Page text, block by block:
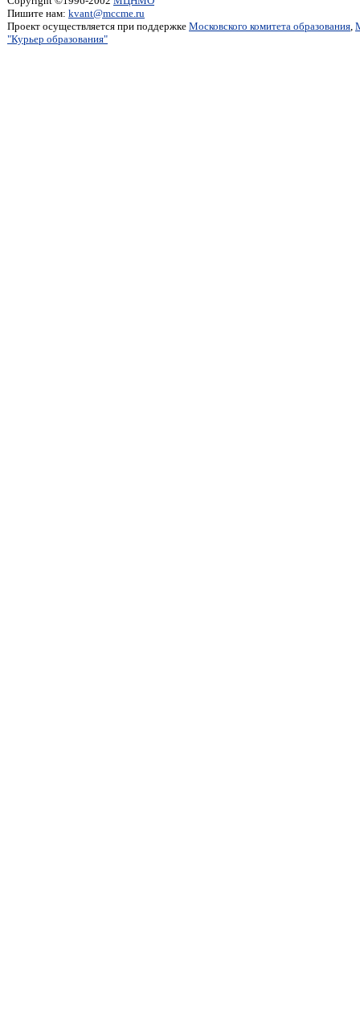
Пишите нам: kvant@mccme.ru
Проект осуществляется при поддержке Московского комитета образования,
"Курьер образования"